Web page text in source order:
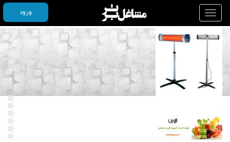
Toggle
navigation
ورود